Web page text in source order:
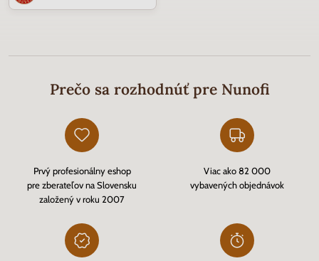
Prečo sa rozhodnúť pre Nunofi
Prvý profesionálny eshop
pre zberateľov na Slovensku
založený v roku 2007
Viac ako 82 000
vybavených objednávok